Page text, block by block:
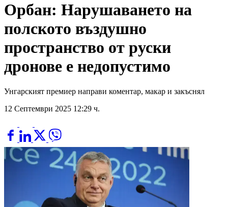
Орбан: Нарушаването на
полското въздушно
пространство от руски
дронове е недопустимо
Унгарският премиер направи коментар, макар и закъснял
12 Септември 2025 12:29 ч.